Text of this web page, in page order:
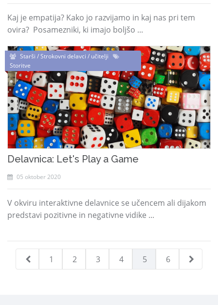
Kaj je empatija? Kako jo razvijamo in kaj nas pri tem
ovira? Posamezniki, ki imajo boljšo ...
Starši / Strokovni delavci / učitelji
Storitve
Delavnica: Let's Play a Game
05 oktober 2020
V okviru interaktivne delavnice se učencem ali dijakom
predstavi pozitivne in negativne vidike ...
1 2 3 4 5 6